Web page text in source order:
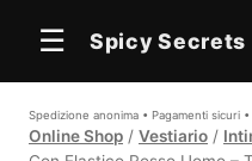
☰ Spicy Secrets
Spedizione anonima • Pagamenti sicuri
Online Shop / Vestiario /